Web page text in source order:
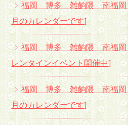
福岡 博多 雑餉隈 南福岡
月のカレンダーです]
福岡 博多 雑餉隈 南福岡
レンタインイベント開催中]
福岡 博多 雑餉隈 南福岡
月のカレンダーです]